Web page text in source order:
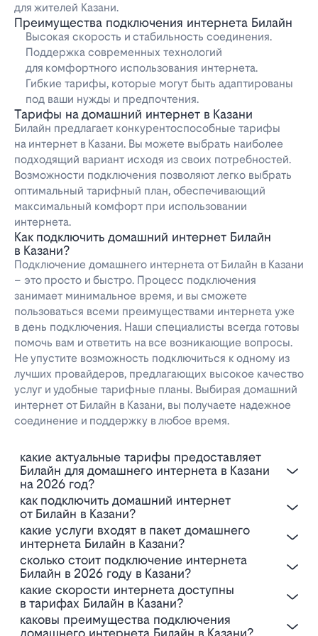
для жителей Казани.
Преимущества подключения интернета Билайн
Высокая скорость и стабильность соединения.
Поддержка современных технологий
для комфортного использования интернета.
Гибкие тарифы, которые могут быть адаптированы
под ваши нужды и предпочтения.
Тарифы на домашний интернет в Казани
Билайн предлагает конкурентоспособные тарифы
на интернет в Казани. Вы можете выбрать наиболее
подходящий вариант исходя из своих потребностей.
Возможности подключения позволяют легко выбрать
оптимальный тарифный план, обеспечивающий
максимальный комфорт при использовании
интернета.
Как подключить домашний интернет Билайн
в Казани?
Подключение домашнего интернета от Билайн в Казани
– это просто и быстро. Процесс подключения
занимает минимальное время, и вы сможете
пользоваться всеми преимуществами интернета уже
в день подключения. Наши специалисты всегда готовы
помочь вам и ответить на все возникающие вопросы.
Не упустите возможность подключиться к одному из
лучших провайдеров, предлагающих высокое качество
услуг и удобные тарифные планы. Выбирая домашний
интернет от Билайн в Казани, вы получаете надежное
соединение и поддержку в любое время.
Какие актуальные тарифы предоставляет
Билайн для домашнего интернета в Казани
на 2026 год?
Как подключить домашний интернет
от Билайн в Казани?
Какие услуги входят в пакет домашнего
интернета Билайн в Казани?
Сколько стоит подключение интернета
Билайн в 2026 году в Казани?
Какие скорости интернета доступны
в тарифах Билайн в Казани?
Каковы преимущества подключения
домашнего интернета Билайн в Казани?